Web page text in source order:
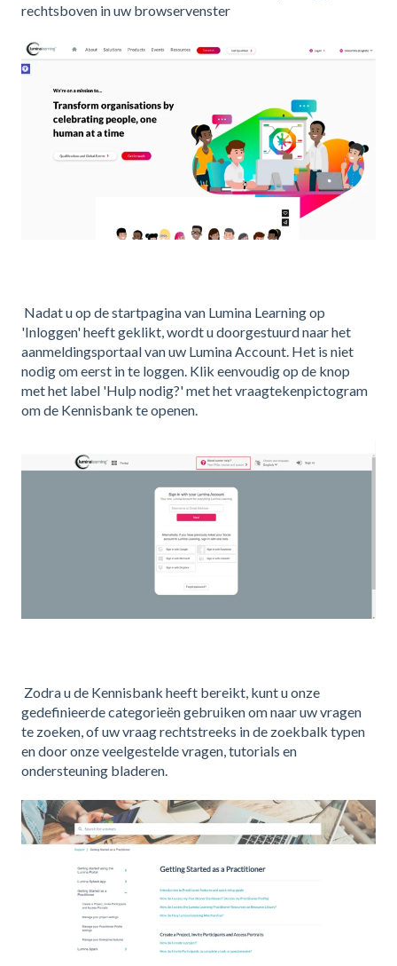
rechtsboven in uw browservenster
Nadat u op de startpagina van Lumina Learning op
'Inloggen' heeft geklikt, wordt u doorgestuurd naar het
aanmeldingsportaal van uw Lumina Account. Het is niet
nodig om eerst in te loggen. Klik eenvoudig op de knop
met het label 'Hulp nodig?' met het vraagtekenpictogram
om de Kennisbank te openen.
Zodra u de Kennisbank heeft bereikt, kunt u onze
gedefinieerde categorieën gebruiken om naar uw vragen
te zoeken, of uw vraag rechtstreeks in de zoekbalk typen
en door onze veelgestelde vragen, tutorials en
ondersteuning bladeren.